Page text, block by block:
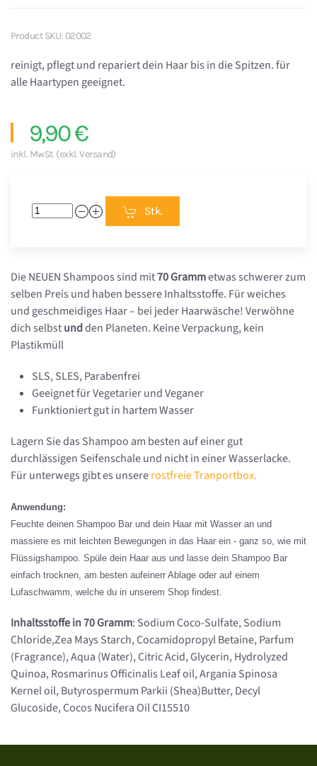
Product SKU: 02002
reinigt, pflegt und repariert dein Haar bis in die Spitzen. für
alle Haartypen geeignet.
9,90 €
inkl. MwSt. (exkl. Versand)
Stk.
Die NEUEN Shampoos sind mit70 Grammetwas schwerer zum
selben Preis und haben bessere Inhaltsstoffe. Für weiches
und geschmeidiges Haar – bei jeder Haarwäsche! Verwöhne
dich selbstundden Planeten. Keine Verpackung, kein
Plastikmüll
SLS, SLES, Parabenfrei
Geeignet für Vegetarier und Veganer
Funktioniert gut in hartem Wasser
Lagern Sie das Shampoo am besten auf einer gut
durchlässigen Seifenschale und nicht in einer Wasserlacke.
Für unterwegs gibt es unsererostfreie Tranportbox.
Anwendung:
Feuchte deinen Shampoo Bar und dein Haar mit Wasser an und
massiere es mit leichten Bewegungen in das Haar ein - ganz so, wie mit
Flüssigshampoo. Spüle dein Haar aus und lasse dein Shampoo Bar
einfach trocknen, am besten aufeinerr Ablage oder auf einem
Lufaschwamm, welche du in unserem Shop findest.
Inhaltsstoffe in 70 Gramm: Sodium Coco-Sulfate, Sodium
Chloride,Zea Mays Starch, Cocamidopropyl Betaine, Parfum
(Fragrance), Aqua (Water), Citric Acid, Glycerin, Hydrolyzed
Quinoa, Rosmarinus Officinalis Leaf oil, Argania Spinosa
Kernel oil, Butyrospermum Parkii (Shea)Butter, Decyl
Glucoside, Cocos Nucifera Oil CI15510